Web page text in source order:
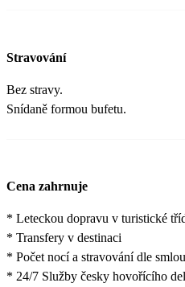
Stravování
Bez stravy.
Snídaně formou bufetu.
Cena zahrnuje
* Leteckou dopravu v turistické
* Transfery v destinaci
* Počet nocí a stravování dle
* 24/7 Služby česky hovořícího